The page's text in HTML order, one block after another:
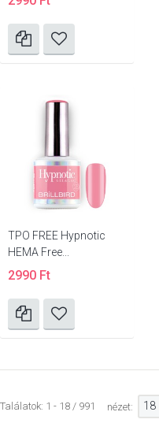
TPO FREE Hypnotic
HEMA Free...
2990 Ft
Találatok: 1 - 18 / 991 nézet: 18